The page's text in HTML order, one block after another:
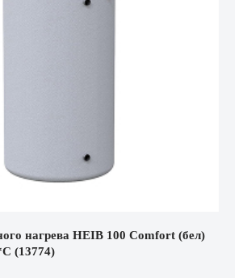
нагрева HEIB 100 Comfort (бел)
(13774)